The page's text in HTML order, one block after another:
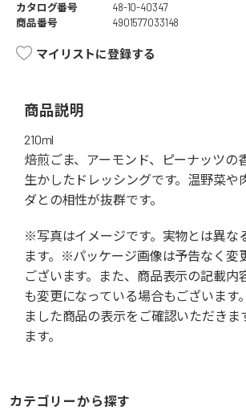
カタログ番号
48-10-40347
商品番号
4901577033148
マイリストに登録する
商品説明
210ml
焙煎ごま、アーモンド、ピーナッツの
生かしたドレッシングです。温野菜や
ダとの相性が抜群です。
※写真はイメージです。実物とは異な
ます。※パッケージ画像は予告なく変
ございます。また、商品表示の記載内
も変更になっている場合もございます
ました商品の表示をご確認いただきま
ます。
カテゴリーから探す